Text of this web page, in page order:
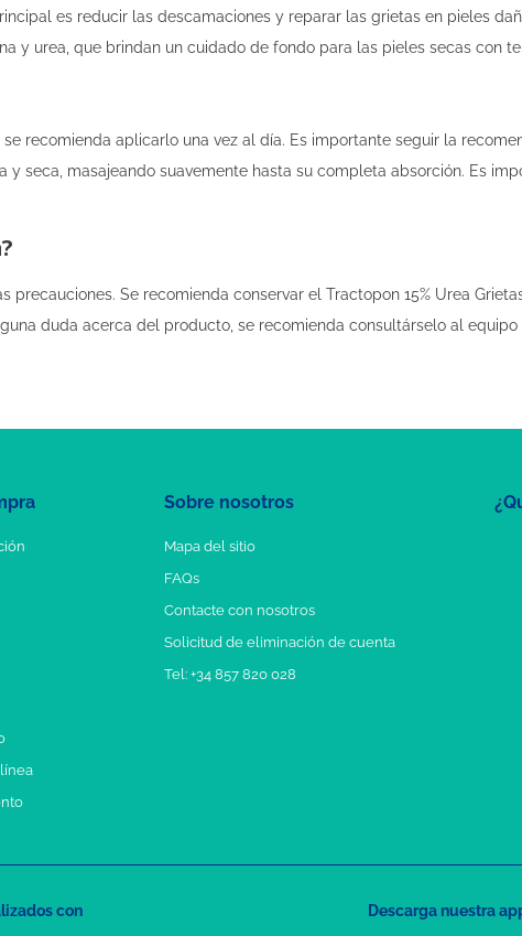
es reducir las descamaciones y reparar las grietas en pieles
y urea, que brindan un cuidado de fondo para las pieles secas con
recomienda aplicarlo una vez al día. Es importante seguir la
seca, masajeando suavemente hasta su completa absorción. Es
Se recomienda conservar el Tractopon 15% Urea
duda acerca del producto, se recomienda consultárselo al
Sobre nosotros
Mapa del sitio
FAQs
Contacte con nosotros
Solicitud de eliminación de cuenta
Tel: +34 857 820 028
con Descarga nuestra